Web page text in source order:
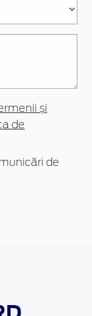
și
de
de